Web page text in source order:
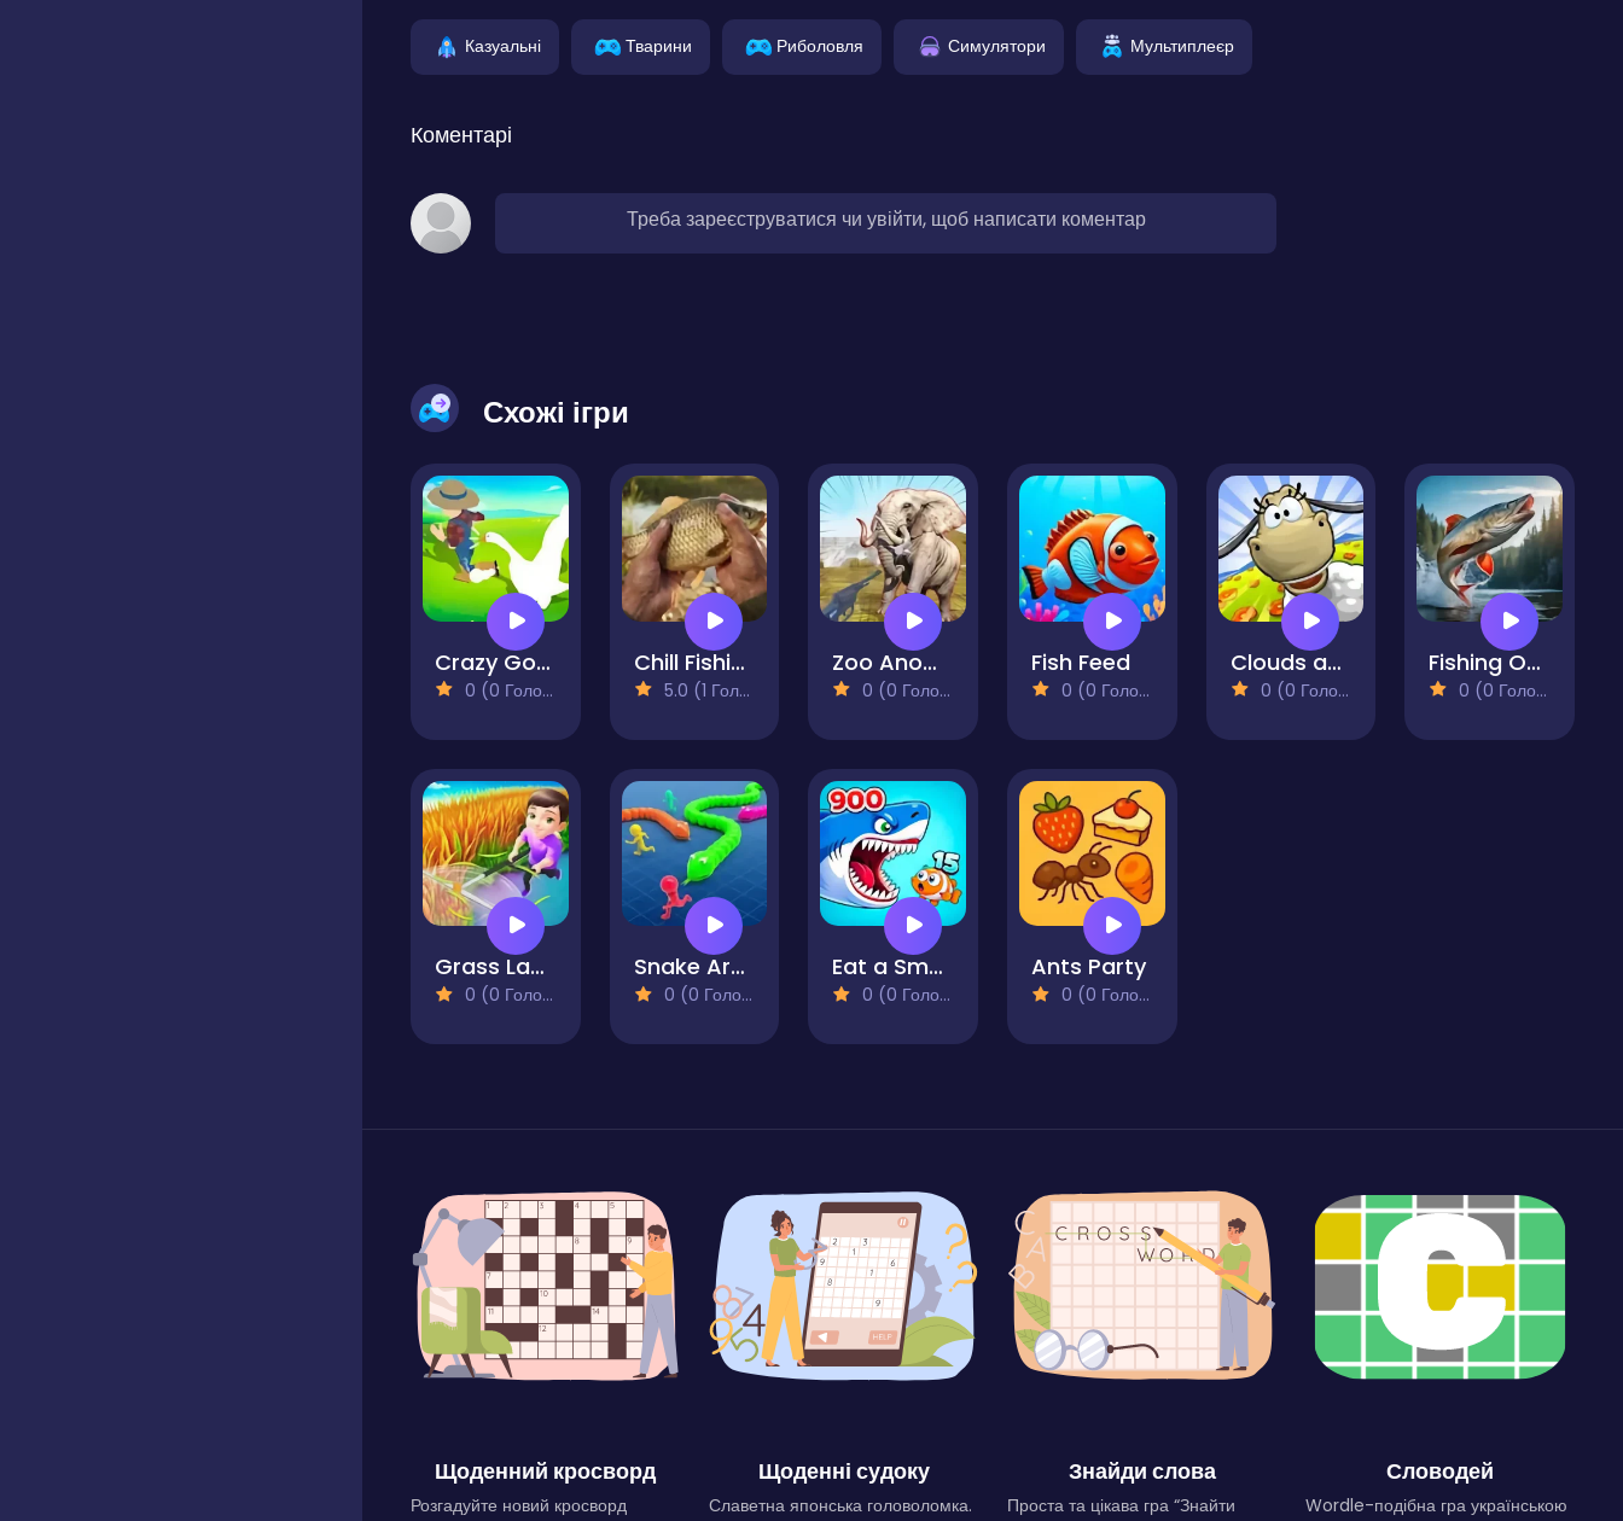
Казуальні Тварини Риболовля Симулятори Мультиплеєр
Коментарі
Треба зареєструватися чи увійти, щоб написати коментар
Схожі ігри
Crazy Goose Simulator
0 (0 Голосів)
Chill Fishing 2 New Horizons
5.0 (1 Голосів)
Zoo Anomaly Simulation
0 (0 Голосів)
Fish Feed
0 (0 Голосів)
Clouds and Sheep 2
0 (0 Голосів)
Fishing Online
0 (0 Голосів)
Grass Land
0 (0 Голосів)
Snake Arena 2
0 (0 Голосів)
Eat a Smaller Fish
0 (0 Голосів)
Ants Party
0 (0 Голосів)
Щоденний кросворд
Розгадуйте новий кросворд
Щоденні судоку
Славетна японська головоломка.
Знайди слова
Проста та цікава гра “Знайти
Словодей
Wordle-подібна гра українською